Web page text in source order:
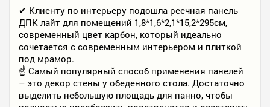
ФОТО РАБОТ
КОНТАКТЫ
✔ Клиенту по интерьеру подошла реечная панель
ДПК лайт для помещений 1,8*1,6*2,1*15,2*295см,
современный цвет карбон, который идеально
сочетается с современным интерьером и плиткой
под мрамор.
☝ Самый популярный способ применения панелей
– это декор стены у обеденного стола. Достаточно
выделить небольшую площадь для панно, чтобы